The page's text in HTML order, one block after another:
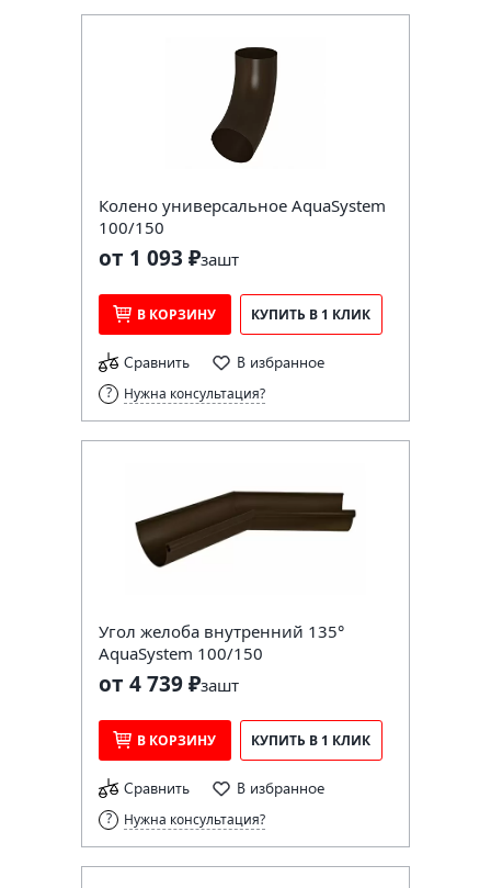
Колено универсальное AquaSystem
100/150
от 1 093 ₽зашт
В КОРЗИНУ КУПИТЬ В 1 КЛИК
Сравнить В избранное
Нужна консультация?
Угол желоба внутренний 135°
AquaSystem 100/150
от 4 739 ₽зашт
В КОРЗИНУ КУПИТЬ В 1 КЛИК
Сравнить В избранное
Нужна консультация?